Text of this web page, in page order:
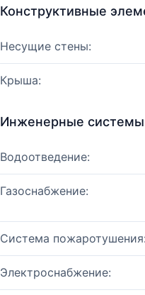
Конструктивные
Несущие стены:
Крыша:
Инженерные системы
Водоотведение:
Газоснабжение:
Система пожаротушения:
Электроснабжение: